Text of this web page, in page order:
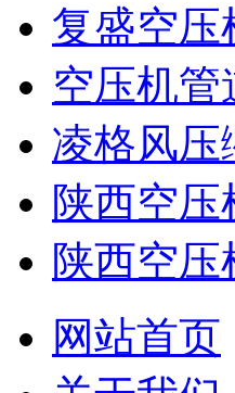
复盛空压
空压机管
凌格风压
陕西空压
陕西空压
网站首页